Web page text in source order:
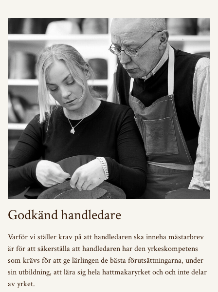
Godkänd handledare
Varför vi ställer krav på att handledaren ska inneha mästarbrev
är för att säkerställa att handledaren har den yrkeskompetens
som krävs för att ge lärlingen de bästa förutsättningarna, under
sin utbildning, att lära sig hela hattmakaryrket och och inte delar
av yrket.